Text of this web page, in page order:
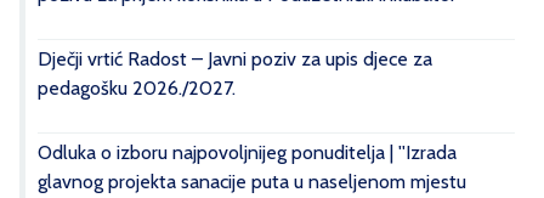
Dječji vrtić Radost – Javni poziv za upis djece za
pedagošku 2026./2027.
Odluka o izboru najpovoljnijeg ponuditelja | ''Izrada
glavnog projekta sanacije puta u naseljenom mjestu